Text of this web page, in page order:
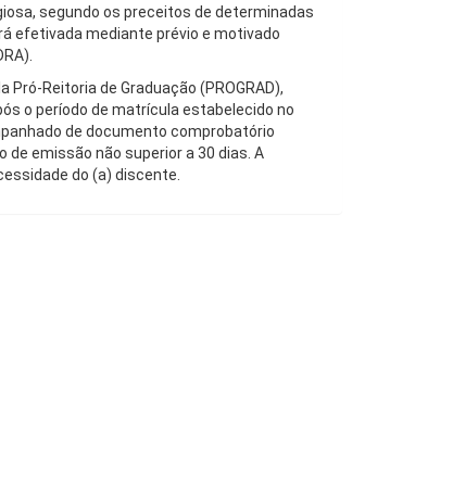
segundo os preceitos de determinadas
efetivada mediante prévio e motivado
Reitoria de Graduação (PROGRAD),
o período de matrícula estabelecido no
de documento comprobatório
emissão não superior a 30 dias. A
do (a) discente.